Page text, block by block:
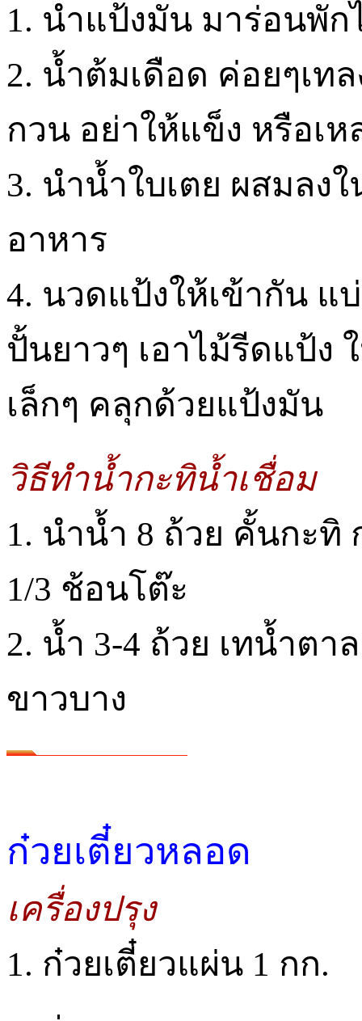
1. นำแป้งมัน มาร่อนพัก
2. น้ำต้มเดือด ค่อยๆเท
กวน อย่าให้แข็ง หรือเห
3. นำน้ำใบเตย ผสมลง
อาหาร
4. นวดแป้งให้เข้ากัน แ
ปั้นยาวๆ เอาไม้รีดแป้ง
เล็กๆ คลุกด้วยแป้งมัน
วิธีทำน้ำกะทิน้ำเชื่อม
1. นำน้ำ 8 ถ้วย คั้นกะทิ
1/3 ช้อนโต๊ะ
2. น้ำ 3-4 ถ้วย เทน้ำตา
ขาวบาง
ก๋วยเตี๋ยวหลอด
เครื่องปรุง
1. ก๋วยเตี๋ยวแผ่น 1 กก.